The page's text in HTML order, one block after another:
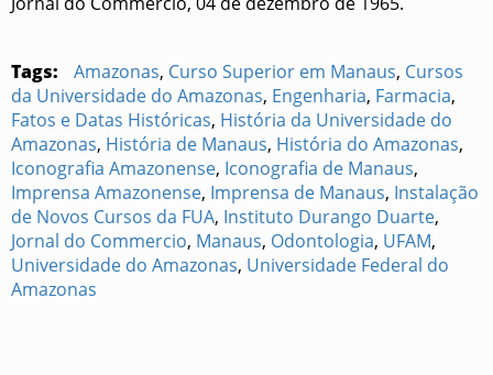
Tags: Amazonas, Curso Superior em Manaus, Cursos
da Universidade do Amazonas, Engenharia, Farmacia,
Fatos e Datas Históricas, História da Universidade do
Amazonas, História de Manaus, História do Amazonas,
Iconografia Amazonense, Iconografia de Manaus,
Imprensa Amazonense, Imprensa de Manaus, Instalação
de Novos Cursos da FUA, Instituto Durango Duarte,
Jornal do Commercio, Manaus, Odontologia, UFAM,
Universidade do Amazonas, Universidade Federal do
Amazonas